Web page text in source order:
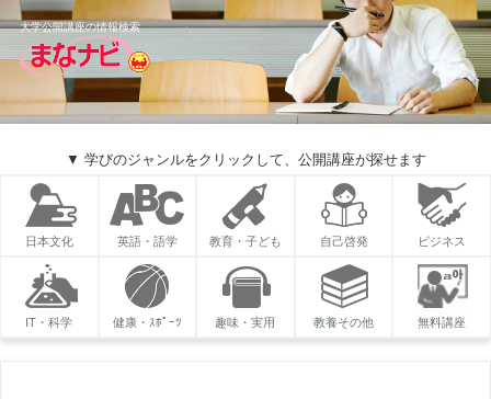
大学公開講座の情報検索
▼ 学びのジャンルをクリックして、公開講座が探せます
日本文化 英語・語学 教育・子ども 自己啓発 ビジネス
IT・科学 健康・ｽﾎﾟｰﾂ 趣味・実用 教養その他 無料講座